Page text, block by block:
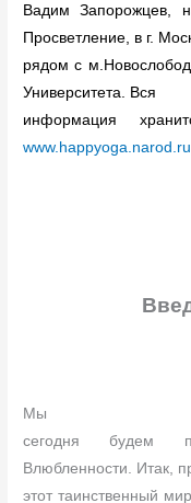
Вадим Запорожцев,
Просветление, в г.
рядом с
Университета. Вся
информация
www.happyoga.narod.ru
Мы
сегодня будем
Влюбленности. Итак,
этот таинственный